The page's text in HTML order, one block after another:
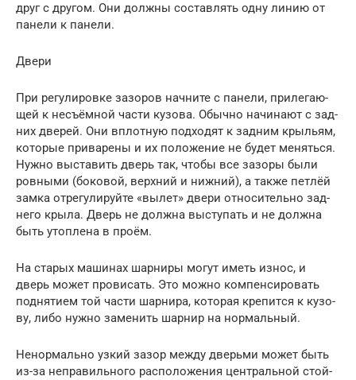
друг с дру­гом. Они долж­ны состав­лять одну линию от
пане­ли к пане­ли.
Две­ри
При регу­ли­ров­ке зазо­ров нач­ни­те с пане­ли, при­ле­га­ю­
щей к несъём­ной части кузо­ва. Обыч­но начи­на­ют с зад­
них две­рей. Они вплот­ную под­хо­дят к зад­ним кры­льям,
кото­рые при­ва­ре­ны и их поло­же­ние не будет менять­ся.
Нуж­но выста­вить дверь так, что­бы все зазо­ры были
ров­ны­ми (боко­вой, верх­ний и ниж­ний), а так­же пет­лёй
зам­ка отре­гу­ли­руй­те «вылет» две­ри отно­си­тель­но зад­
не­го кры­ла. Дверь не долж­на высту­пать и не долж­на
быть утоп­ле­на в про­ём.
На ста­рых маши­нах шар­ни­ры могут иметь износ, и
дверь может про­ви­сать. Это мож­но ком­пен­си­ро­вать
под­ня­ти­ем той части шар­ни­ра, кото­рая кре­пит­ся к кузо­
ву, либо нуж­но заме­нить шар­нир на нор­маль­ный.
Ненор­маль­но узкий зазор меж­ду дверь­ми может быть
из-за непра­виль­но­го рас­по­ло­же­ния цен­траль­ной стой­